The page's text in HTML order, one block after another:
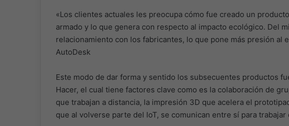
«Los clientes actuales les preocupa cómo fue creado un
armado y lo que genera con respecto al impacto ecológico. Del
relacionamiento con los fabricantes, lo que pone más presión al
AutoDesk
Este modo de dar forma y sentido los subsecuentes productos
Hacer, el cual tiene factores clave como es la colaboración de
que trabajan a distancia, la impresión 3D que acelera el
que al volverse parte del IoT, se comunican entre sí para trabajar